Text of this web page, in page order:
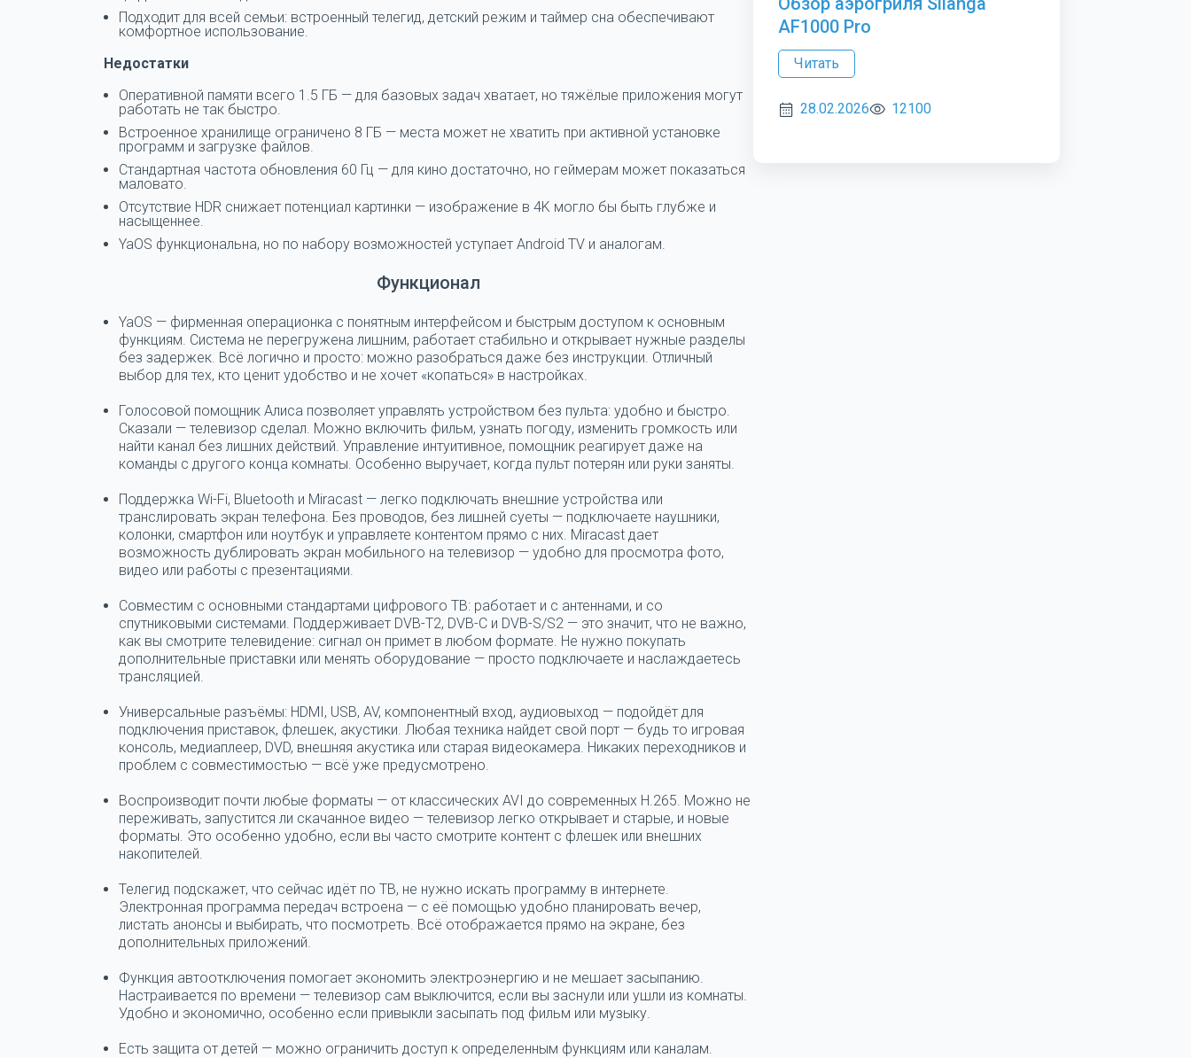
Подходит для всей семьи: встроенный телегид, детский режим и таймер сна обеспечивают
комфортное использование.
Недостатки
Оперативной памяти всего 1.5 ГБ — для базовых задач хватает, но тяжёлые приложения могут
работать не так быстро.
Встроенное хранилище ограничено 8 ГБ — места может не хватить при активной установке
программ и загрузке файлов.
Стандартная частота обновления 60 Гц — для кино достаточно, но геймерам может показаться
маловато.
Отсутствие HDR снижает потенциал картинки — изображение в 4K могло бы быть глубже и
насыщеннее.
YaOS функциональна, но по набору возможностей уступает Android TV и аналогам.
Функционал
YaOS — фирменная операционка с понятным интерфейсом и быстрым доступом к основным
функциям. Система не перегружена лишним, работает стабильно и открывает нужные разделы
без задержек. Всё логично и просто: можно разобраться даже без инструкции. Отличный
выбор для тех, кто ценит удобство и не хочет «копаться» в настройках.
Голосовой помощник Алиса позволяет управлять устройством без пульта: удобно и быстро.
Сказали — телевизор сделал. Можно включить фильм, узнать погоду, изменить громкость или
найти канал без лишних действий. Управление интуитивное, помощник реагирует даже на
команды с другого конца комнаты. Особенно выручает, когда пульт потерян или руки заняты.
Поддержка Wi-Fi, Bluetooth и Miracast — легко подключать внешние устройства или
транслировать экран телефона. Без проводов, без лишней суеты — подключаете наушники,
колонки, смартфон или ноутбук и управляете контентом прямо с них. Miracast дает
возможность дублировать экран мобильного на телевизор — удобно для просмотра фото,
видео или работы с презентациями.
Совместим с основными стандартами цифрового ТВ: работает и с антеннами, и со
спутниковыми системами. Поддерживает DVB-T2, DVB-C и DVB-S/S2 — это значит, что не важно,
как вы смотрите телевидение: сигнал он примет в любом формате. Не нужно покупать
дополнительные приставки или менять оборудование — просто подключаете и наслаждаетесь
трансляцией.
Универсальные разъёмы: HDMI, USB, AV, компонентный вход, аудиовыход — подойдёт для
подключения приставок, флешек, акустики. Любая техника найдет свой порт — будь то игровая
консоль, медиаплеер, DVD, внешняя акустика или старая видеокамера. Никаких переходников и
проблем с совместимостью — всё уже предусмотрено.
Воспроизводит почти любые форматы — от классических AVI до современных H.265. Можно не
переживать, запустится ли скачанное видео — телевизор легко открывает и старые, и новые
форматы. Это особенно удобно, если вы часто смотрите контент с флешек или внешних
накопителей.
Телегид подскажет, что сейчас идёт по ТВ, не нужно искать программу в интернете.
Электронная программа передач встроена — с её помощью удобно планировать вечер,
листать анонсы и выбирать, что посмотреть. Всё отображается прямо на экране, без
дополнительных приложений.
Функция автоотключения помогает экономить электроэнергию и не мешает засыпанию.
Настраивается по времени — телевизор сам выключится, если вы заснули или ушли из комнаты.
Удобно и экономично, особенно если привыкли засыпать под фильм или музыку.
Есть защита от детей — можно ограничить доступ к определенным функциям или каналам.
AF1000 Pro
Читать
28.02.2026 12100